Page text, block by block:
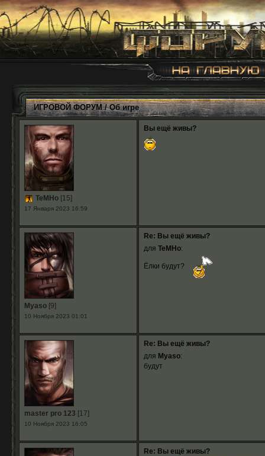
ИГРОВОЙ ФОРУМ/Об игре
TeMHo[15]
17 Января 2023 16:59
Вы ещё живы?
Myaso[9]
10 Ноября 2023 01:01
Re: Вы ещё живы?
для TeMHo:
Ёлки будут?
master pro 123 [17]
10 Ноября 2023 16:05
Re: Вы ещё живы?
для Myaso:
будут
Re: Вы ещё живы?